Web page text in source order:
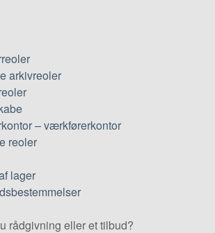
arkivreoler
– værkførerkontor
reoler
lager
rådgivning eller et tilbud?